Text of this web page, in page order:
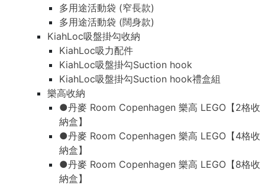
多用途活動袋 (窄長款)
多用途活動袋 (闊身款)
KiahLoc吸盤掛勾收納
KiahLoc吸力配件
KiahLoc吸盤掛勾Suction hook
KiahLoc吸盤掛勾Suction hook禮盒組
樂高收納
●丹麥 Room Copenhagen 樂高 LEGO【2格收
納盒】
●丹麥 Room Copenhagen 樂高 LEGO【4格收
納盒】
●丹麥 Room Copenhagen 樂高 LEGO【8格收
納盒】